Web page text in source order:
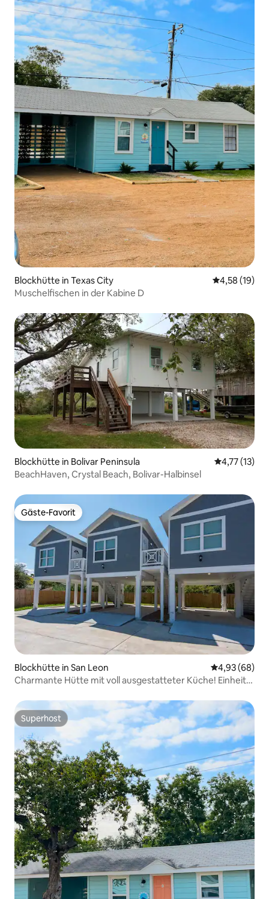
Blockhütte in Texas City
4,58 (19)
Muschelfischen in der Kabine D
Blockhütte in Bolivar Peninsula
4,77 (13)
BeachHaven, Crystal Beach, Bolivar-Halbinsel
Gäste-Favorit
Gäste-Favorit
Blockhütte in San Leon
4,93 (68)
Charmante Hütte mit voll ausgestatteter Küche! Einheit
Superhost
Superhost